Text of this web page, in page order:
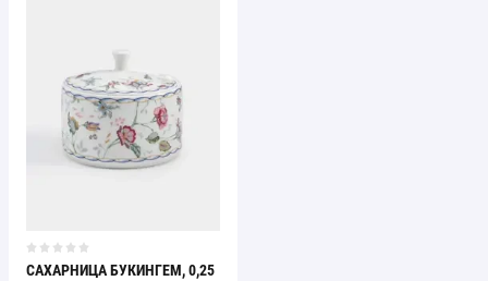
САХАРНИЦА БУКИНГЕМ, 0,25